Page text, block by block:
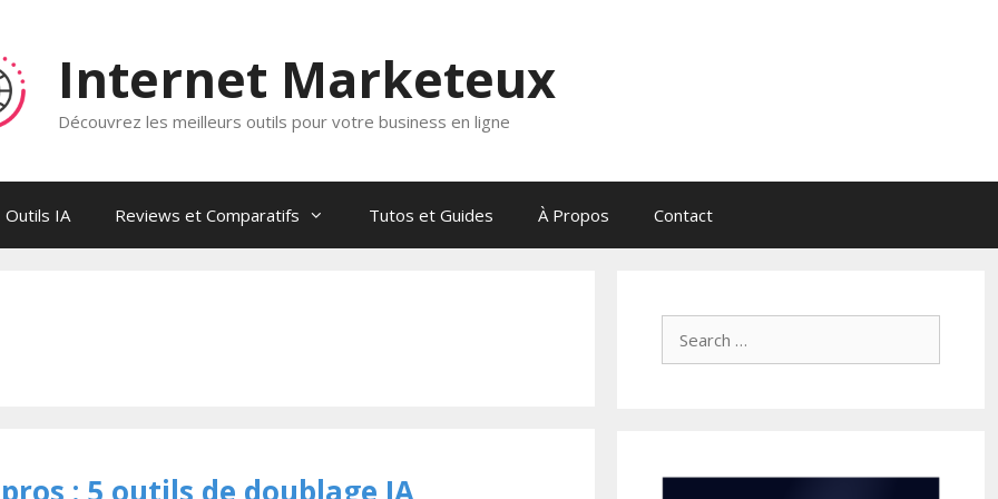
Internet Marketeux
Découvrez les meilleurs outils pour votre business en ligne
Outils IA Reviews et Comparatifs Tutos et Guides À Propos Contact